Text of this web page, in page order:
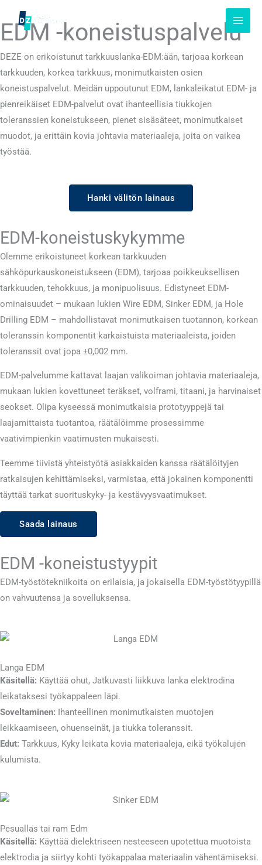
sisältöön
EDM -koneistuspalvelu
DEZE on erikoistunut tarkkuuslanka-EDM:ään, tarjoaa korkean
tarkkuuden, korkea tarkkuus, monimutkaisten osien
koneistuspalvelut. Meidän uppoutunut EDM, lankaleikatut EDM- ja
pienreikäiset EDM-palvelut ovat ihanteellisia tiukkojen
toleranssien koneistukseen, pienet sisäsäteet, monimutkaiset
muodot, ja erittäin kovia johtavia materiaaleja, joita on vaikea
työstää.
Hanki välitön lainaus
EDM-koneistuskykymme
Olemme erikoistuneet korkean tarkkuuden
sähköpurkauskoneistukseen (EDM), tarjoaa poikkeuksellisen
tarkkuuden, tehokkuus, ja monipuolisuus. Edistyneet EDM-
ominaisuudet – mukaan lukien Wire EDM, Sinker EDM, ja Hole
Drilling EDM – mahdollistavat monimutkaisen tuotannon, korkean
toleranssin komponentit karkaistuista materiaaleista, joiden
toleranssit ovat jopa ±0,002 mm.
EDM-palvelumme kattavat laajan valikoiman johtavia materiaaleja,
mukaan lukien kovettuneet teräkset, volframi, titaani, ja harvinaiset
seokset. Olipa kyseessä monimutkaisia ​​prototyyppejä tai
laajamittaista tuotantoa, räätälöimme prosessimme
vaativimpienkin vaatimusten mukaisesti.
Teemme tiivistä yhteistyötä asiakkaiden kanssa räätälöityjen
ratkaisujen kehittämiseksi, varmistaa, että jokainen komponentti
täyttää tarkat suorituskyky- ja kestävyysvaatimukset.
Saada lainaus
EDM -koneistustyypit
EDM-työstötekniikoita on erilaisia, ja jokaisella EDM-työstötyypillä
on vahvuutensa ja sovelluksensa.
Langa EDM
Käsitellä: Käyttää ohut, Jatkuvasti liikkuva lanka elektrodina
leikataksesi työkappaleen läpi.
Soveltaminen: Ihanteellinen monimutkaisten muotojen
leikkaamiseen, ohuenseinät, ja tiukka toleranssit.
Edut: Tarkkuus, Kyky leikata kovia materiaaleja, eikä työkalujen
kulumista.
Pesuallas tai ram Edm
Käsitellä: Käyttää dielektriseen nesteeseen upotettua muotoista
elektrodia ja siirtyy kohti työkappalaa materiaalin vähentämiseksi.